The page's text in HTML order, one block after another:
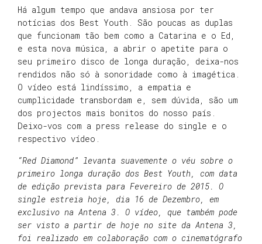
Há algum tempo que andava ansiosa por ter
notícias dos Best Youth. São poucas as duplas
que funcionam tão bem como a Catarina e o Ed,
e esta nova música, a abrir o apetite para o
seu primeiro disco de longa duração, deixa-nos
rendidos não só à sonoridade como à imagética.
O vídeo está lindíssimo, a empatia e
cumplicidade transbordam e, sem dúvida, são um
dos projectos mais bonitos do nosso país.
Deixo-vos com a press release do single e o
respectivo vídeo.
“Red Diamond” levanta suavemente o véu sobre o
primeiro longa duração dos Best Youth, com data
de edição prevista para Fevereiro de 2015. O
single estreia hoje, dia 16 de Dezembro, em
exclusivo na Antena 3. O vídeo, que também pode
ser visto a partir de hoje no site da Antena 3,
foi realizado em colaboração com o cinematógrafo